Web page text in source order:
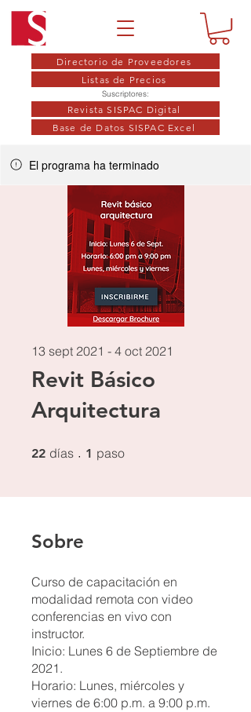
Suscriptores:
Revista SISPAC Digital
Base de Datos SISPAC Excel
Directorio de Proveedores
Listas de Precios
El programa ha terminado
Revit Básico
Arquitectura
13 sept 2021 - 4 oct 2021
22 días 22 días
1 paso
Sobre
Curso de capacitación en
modalidad remota con video
conferencias en vivo con
instructor.
Inicio: Lunes 6 de Septiembre de
2021.
Horario: Lunes, miércoles y
viernes de 6:00 p.m. a 9:00 p.m.